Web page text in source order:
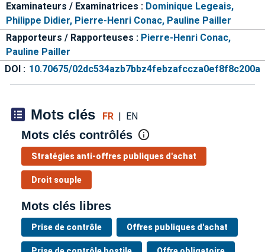
Examinateurs / Examinatrices : Dominique Legeais,
Philippe Didier, Pierre-Henri Conac, Pauline Pailler
Rapporteurs / Rapporteuses : Pierre-Henri Conac,
Pauline Pailler
DOI : 10.70675/02dc534azb7bbz4febzafccza0ef8f8c200a
Mots clés FR | EN
Mots clés contrôlés
Stratégies anti-offres publiques d'achat
Droit souple
Mots clés libres
Prise de contrôle Offres publiques d'achat